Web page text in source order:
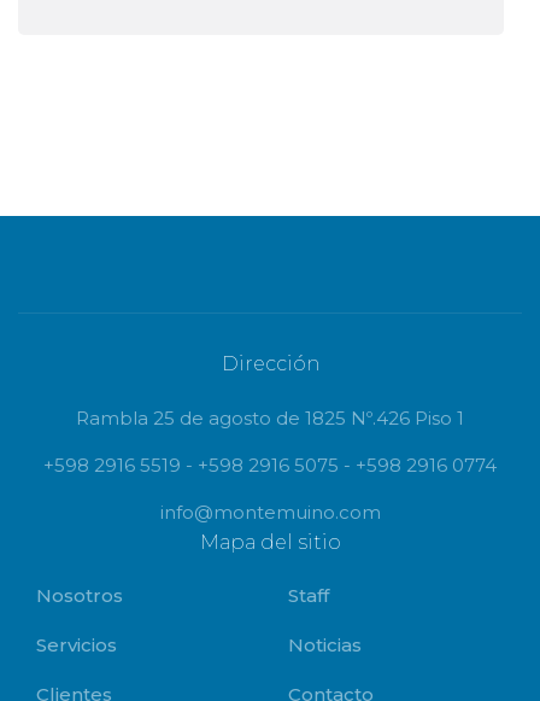
Dirección
Rambla 25 de agosto de 1825 Nº.426 Piso 1
+598 2916 5519 - +598 2916 5075 - +598 2916 0774
info@montemuino.com
Mapa del sitio
Nosotros Staff
Servicios Noticias
Clientes Contacto